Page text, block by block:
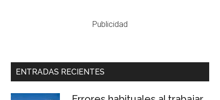
Publicidad
ENTRADAS RECIENTES